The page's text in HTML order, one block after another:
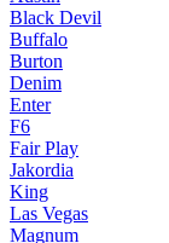
Black Devil
Buffalo
Burton
Denim
Enter
F6
Fair Play
Jakordia
King
Las Vegas
Magnum